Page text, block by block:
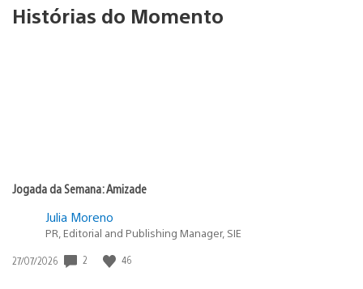
Histórias do Momento
Jogada da Semana: Amizade
Julia Moreno
PR, Editorial and Publishing Manager, SIE
Data
27/07/2026 2 46